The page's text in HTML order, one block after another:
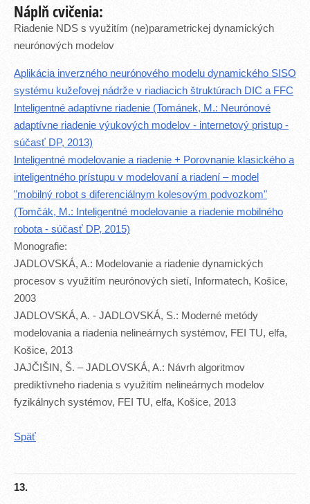
13.
Náplň cvičenia:
Riadenie NDS s využitím (ne)parametrickej dynamických
neurónových modelov
Aplikácia inverzného neurónového modelu dynamického SISO
systému kužeľovej nádrže v riadiacich štruktúrach DIC a FFC
Inteligentné adaptívne riadenie (Tománek, M.: Neurónové
adaptívne riadenie výukových modelov - internetový pristup -
súčasť DP, 2013)
Inteligentné modelovanie a riadenie + Porovnanie klasického a
inteligentného prístupu v modelovaní a riadení – model
"mobilný robot s diferenciálnym kolesovým podvozkom"
(Tomčák, M.: Inteligentné modelovanie a riadenie mobilného
robota - súčasť DP, 2015)
Monografie:
JADLOVSKÁ, A.: Modelovanie a riadenie dynamických
procesov s využitím neurónových sietí, Informatech, Košice,
2003
JADLOVSKÁ, A. - JADLOVSKÁ, S.: Moderné metódy
modelovania a riadenia nelineárnych systémov, FEI TU, elfa,
Košice, 2013
JAJČIŠIN, Š. – JADLOVSKÁ, A.: Návrh algoritmov
prediktívneho riadenia s využitím nelineárnych modelov
fyzikálnych systémov, FEI TU, elfa, Košice, 2013
Späť